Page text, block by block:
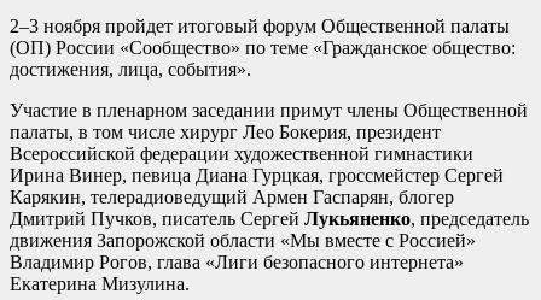
2–3 ноября пройдет итоговый форум Общественной палаты
(ОП) России «Сообщество» по теме «Гражданское общество:
достижения, лица, события».
Участие в пленарном заседании примут члены Общественной
палаты, в том числе хирург Лео Бокерия, президент
Всероссийской федерации художественной гимнастики
Ирина Винер, певица Диана Гурцкая, гроссмейстер Сергей
Карякин, телерадиоведущий Армен Гаспарян, блогер
Дмитрий Пучков, писатель Сергей Лукьяненко, председатель
движения Запорожской области «Мы вместе с Россией»
Владимир Рогов, глава «Лиги безопасного интернета»
Екатерина Мизулина.